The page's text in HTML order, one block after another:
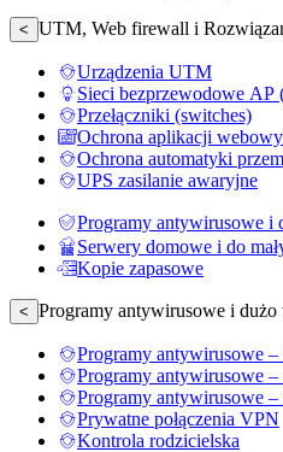
< UTM, Web firewall i
Urządzenia UTM
Sieci bezprzewodowe AP
Przełączniki (switches)
Ochrona aplikacji
Ochrona automatyki
UPS zasilanie awaryjne
Programy antywirusowe i
Serwery domowe i do
Kopie zapasowe
< Programy antywirusowe i dużo
Programy antywirusowe
Programy antywirusowe –
Programy antywirusowe
Prywatne połączenia VPN
Kontrola rodzicielska